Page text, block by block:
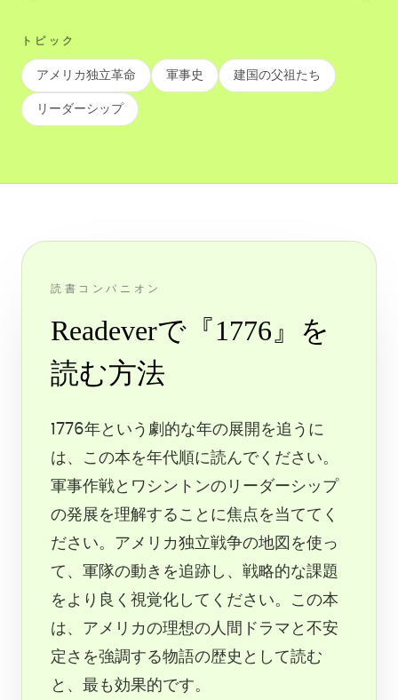
トピック
アメリカ独立革命 軍事史 建国の父祖たち
リーダーシップ
読書コンパニオン
Readeverで『1776』を
読む方法
1776年という劇的な年の展開を追うに
は、この本を年代順に読んでください。
軍事作戦とワシントンのリーダーシップ
の発展を理解することに焦点を当ててく
ださい。アメリカ独立戦争の地図を使っ
て、軍隊の動きを追跡し、戦略的な課題
をより良く視覚化してください。この本
は、アメリカの理想の人間ドラマと不安
定さを強調する物語の歴史として読む
と、最も効果的です。